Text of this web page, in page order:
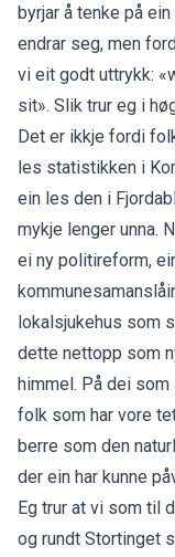
byrjar å tenke på
endrar seg, men
vi eit godt uttrykk:
sit». Slik trur eg i
Det er ikkje fordi
les statistikken i
ein les den i
mykje lenger unna.
ei ny politireform,
lokalsjukehus som
dette nettopp som
himmel. På dei
folk som har vore
berre som den
der ein har kunne
Eg trur at vi som til
og rundt Stortinget